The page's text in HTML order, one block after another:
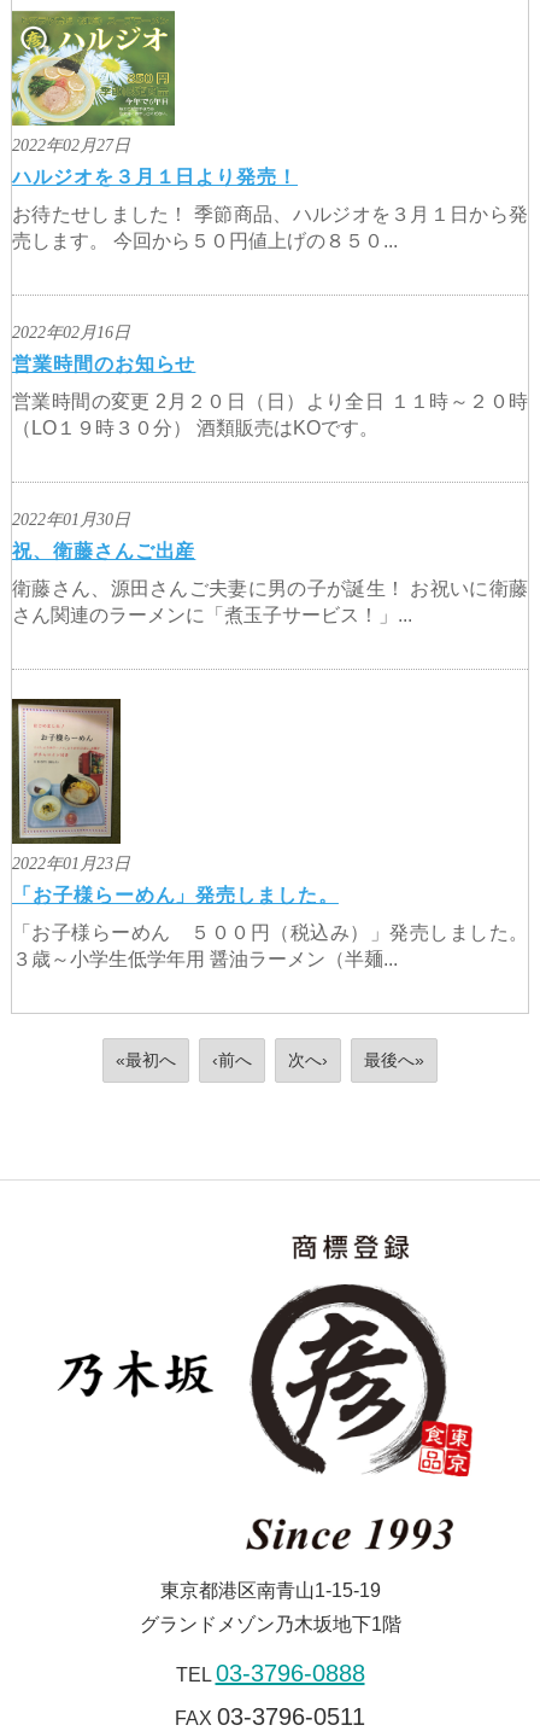
2022年02月27日
ハルジオを３月１日より発売！
お待たせしました！ 季節商品、ハルジオを３月１日から発
売します。 今回から５０円値上げの８５０...
2022年02月16日
営業時間のお知らせ
営業時間の変更 2月２０日（日）より全日 １１時～２０時
（LO１９時３０分） 酒類販売はKOです。
2022年01月30日
祝、衛藤さんご出産
衛藤さん、源田さんご夫妻に男の子が誕生！ お祝いに衛藤
さん関連のラーメンに「煮玉子サービス！」...
2022年01月23日
「お子様らーめん」発売しました。
「お子様らーめん ５００円（税込み）」発売しました。
３歳～小学生低学年用 醤油ラーメン（半麺...
«最初へ ‹前へ 次へ› 最後へ»
東京都港区南青山1-15-19
グランドメゾン乃木坂地下1階
TEL 03-3796-0888
FAX 03-3796-0511